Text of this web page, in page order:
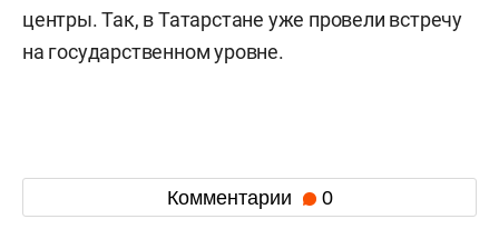
центры. Так, в Татарстане уже провели встречу
на государственном уровне.
Комментарии 0